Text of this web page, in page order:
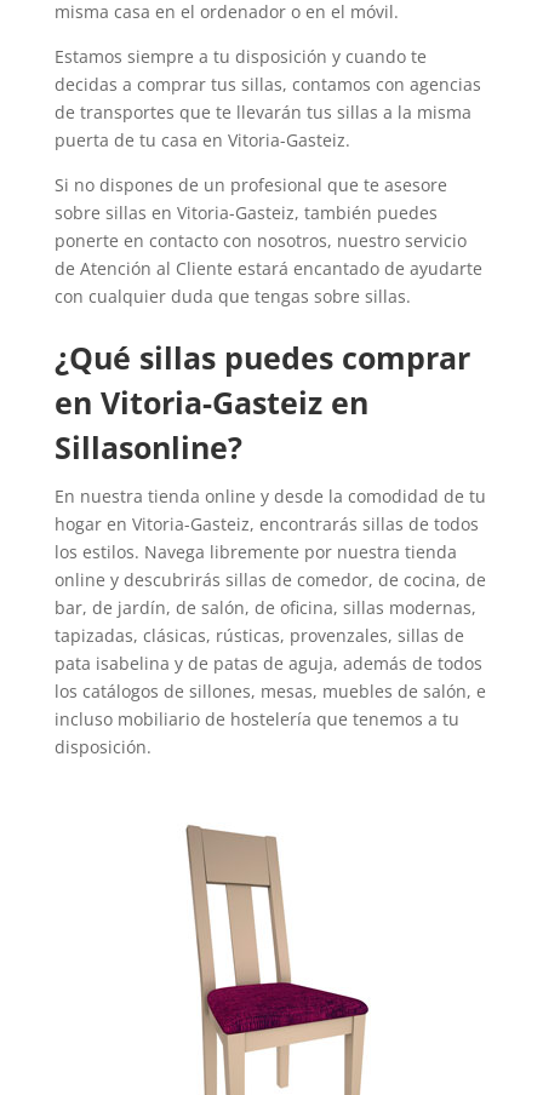
misma casa en el ordenador o en el móvil.
Estamos siempre a tu disposición y cuando te
decidas a comprar tus sillas, contamos con agencias
de transportes que te llevarán tus sillas a la misma
puerta de tu casa en Vitoria-Gasteiz.
Si no dispones de un profesional que te asesore
sobre sillas en Vitoria-Gasteiz, también puedes
ponerte en contacto con nosotros, nuestro servicio
de Atención al Cliente estará encantado de ayudarte
con cualquier duda que tengas sobre sillas.
¿Qué sillas puedes comprar
en Vitoria-Gasteiz en
Sillasonline?
En nuestra tienda online y desde la comodidad de tu
hogar en Vitoria-Gasteiz, encontrarás sillas de todos
los estilos. Navega libremente por nuestra tienda
online y descubrirás sillas de comedor, de cocina, de
bar, de jardín, de salón, de oficina, sillas modernas,
tapizadas, clásicas, rústicas, provenzales, sillas de
pata isabelina y de patas de aguja, además de todos
los catálogos de sillones, mesas, muebles de salón, e
incluso mobiliario de hostelería que tenemos a tu
disposición.